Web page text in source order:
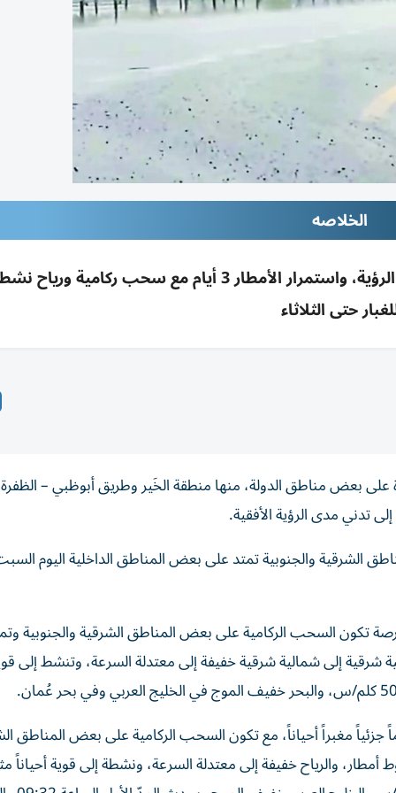
الخلاصه
أمطار متوسطة إلى غزيرة وعواصف رملية خفّضت الرؤية، واستمرار الأمطار 3 أيام مع سحب
حتى الثلاثاء
بعض مناطق الدولة، منها منطقة الخَير وطريق أبوظبي –
تدني مدى الرؤية الأفقية.
تكون السحب الركامية على بعض المناطق الشرقية والجنوبية
إلى شمالية شرقية خفيفة إلى معتدلة السرعة، وتنشط إلى
مغبراً أحياناً، مع تكون السحب الركامية على بعض المناطق
والرياح خفيفة إلى معتدلة السرعة، ونشطة إلى قوية أحياناً